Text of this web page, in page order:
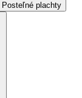
Posteľné plachty